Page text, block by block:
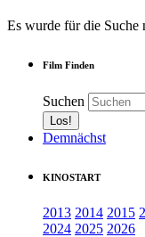
Es wurde für die
Film Finden
Suchen
Demnächst
KINOSTART
2013 2014 2015
2024 2025 2026